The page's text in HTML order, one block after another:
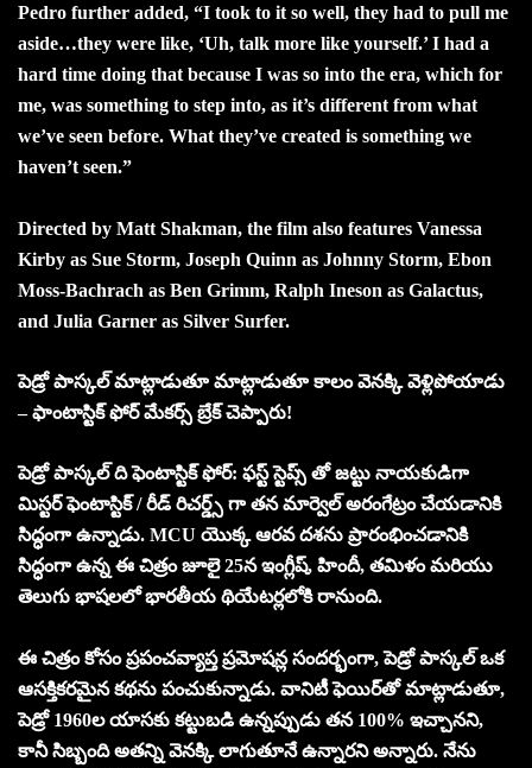
Pedro further added, “I took to it so well, they had to pull me
aside…they were like, ‘Uh, talk more like yourself.’ I had a
hard time doing that because I was so into the era, which for
me, was something to step into, as it’s different from what
we’ve seen before. What they’ve created is something we
haven’t seen.”
Directed by Matt Shakman, the film also features Vanessa
Kirby as Sue Storm, Joseph Quinn as Johnny Storm, Ebon
Moss-Bachrach as Ben Grimm, Ralph Ineson as Galactus,
and Julia Garner as Silver Surfer.
పెడ్రో పాస్కల్ మాట్లాడుతూ మాట్లాడుతూ కాలం వెనక్కి వెళ్లిపోయాడు
– ఫాంటాస్టిక్ ఫోర్ మేకర్స్ బ్రేక్ చెప్పారు!
పెడ్రో పాస్కల్ ది ఫెంటాస్టిక్ ఫోర్: ఫస్ట్ స్టెప్స్ తో జట్టు నాయకుడిగా
మిస్టర్ ఫెంటాస్టిక్ / రీడ్ రిచర్డ్స్ గా తన మార్వెల్ అరంగేట్రం చేయడానికి
సిద్ధంగా ఉన్నాడు. MCU యొక్క ఆరవ దశను ప్రారంభించడానికి
సిద్ధంగా ఉన్న ఈ చిత్రం జూలై 25న ఇంగ్లీష్, హిందీ, తమిళం మరియు
తెలుగు భాషలలో భారతీయ థియేటర్లలోకి రానుంది.
ఈ చిత్రం కోసం ప్రపంచవ్యాప్త ప్రమోషన్ల సందర్భంగా, పెడ్రో పాస్కల్ ఒక
ఆసక్తికరమైన కథను పంచుకున్నాడు. వానిటీ ఫెయిర్‌తో మాట్లాడుతూ,
పెడ్రో 1960ల యాసకు కట్టుబడి ఉన్నప్పుడు తన 100% ఇచ్చానని,
కానీ సిబ్బంది అతన్ని వెనక్కి లాగుతూనే ఉన్నారని అన్నారు. నేను